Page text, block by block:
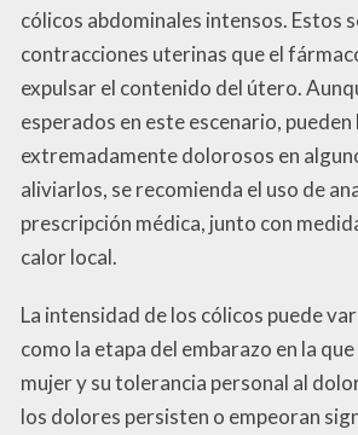
cólicos abdominales intensos. Estos
contracciones uterinas que el
expulsar el contenido del útero.
esperados en este escenario,
extremadamente dolorosos en
aliviarlos, se recomienda el uso de
prescripción médica, junto con
calor local.
La intensidad de los cólicos puede
como la etapa del embarazo en la
mujer y su tolerancia personal al
los dolores persisten o empeoran